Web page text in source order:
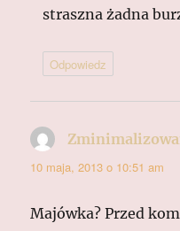
straszna żadna
Odpowiedz
10 maja, 2013 o 10:51 am
Majówka? Przed